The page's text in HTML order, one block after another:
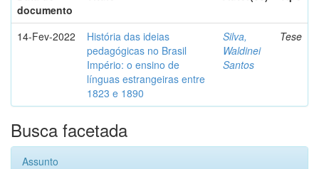
documento
14-Fev-2022
História das ideias
pedagógicas no Brasil
Império: o ensino de
línguas estrangeiras entre
1823 e 1890
Silva,
Waldinei
Santos
Tese
Busca facetada
Assunto